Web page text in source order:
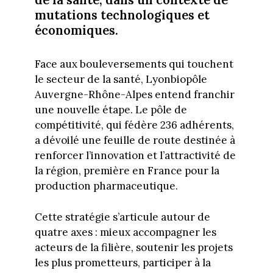
mutations technologiques et
économiques.
Face aux bouleversements qui touchent
le secteur de la santé, Lyonbiopôle
Auvergne-Rhône-Alpes entend franchir
une nouvelle étape. Le pôle de
compétitivité, qui fédère 236 adhérents,
a dévoilé une feuille de route destinée à
renforcer l’innovation et l’attractivité de
la région, première en France pour la
production pharmaceutique.
Cette stratégie s’articule autour de
quatre axes : mieux accompagner les
acteurs de la filière, soutenir les projets
les plus prometteurs, participer à la